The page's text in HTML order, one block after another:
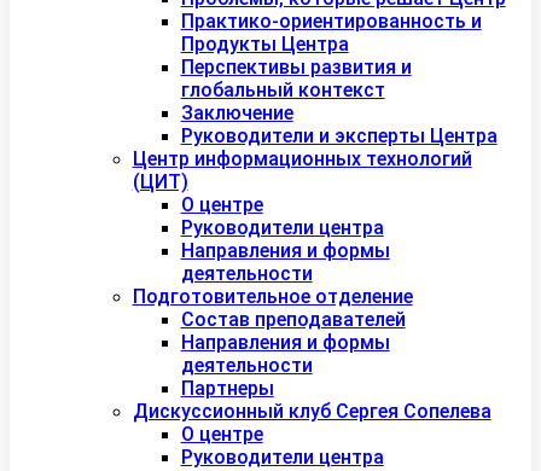
Практико-ориентированность и
Продукты Центра
Перспективы развития и
глобальный контекст
Заключение
Руководители и эксперты Центра
Центр информационных технологий
(ЦИТ)
О центре
Руководители центра
Направления и формы
деятельности
Подготовительное отделение
Состав преподавателей
Направления и формы
деятельности
Партнеры
Дискуссионный клуб Сергея Сопелева
О центре
Руководители центра